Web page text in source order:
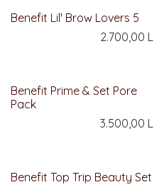
Benefit Lil' Brow Lovers 5
2.700,00 L
Benefit Prime & Set Pore
Pack
3.500,00 L
Benefit Top Trip Beauty Set